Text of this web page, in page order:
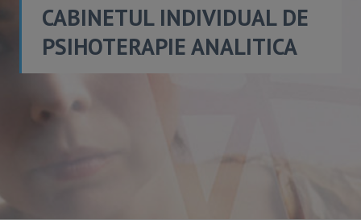
CABINETUL INDIVIDUAL DE
PSIHOTERAPIE ANALITICA